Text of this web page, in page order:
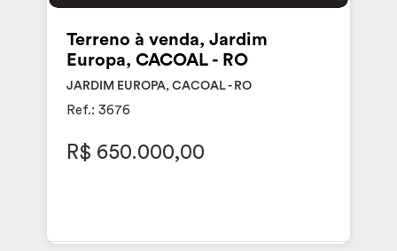
Terreno à venda, Jardim
Europa, CACOAL - RO
JARDIM EUROPA, CACOAL - RO
Ref.: 3676
R$ 650.000,00